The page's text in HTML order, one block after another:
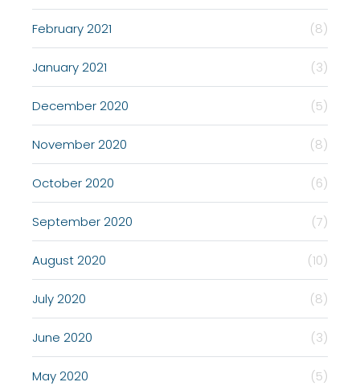
February 2021 (8)
January 2021 (3)
December 2020 (5)
November 2020 (8)
October 2020 (6)
September 2020 (7)
August 2020 (10)
July 2020 (8)
June 2020 (3)
May 2020 (5)